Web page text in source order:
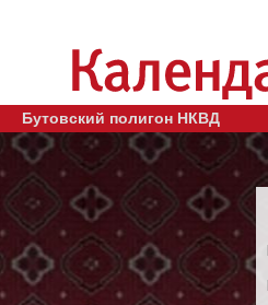
Бутовский полигон НКВД